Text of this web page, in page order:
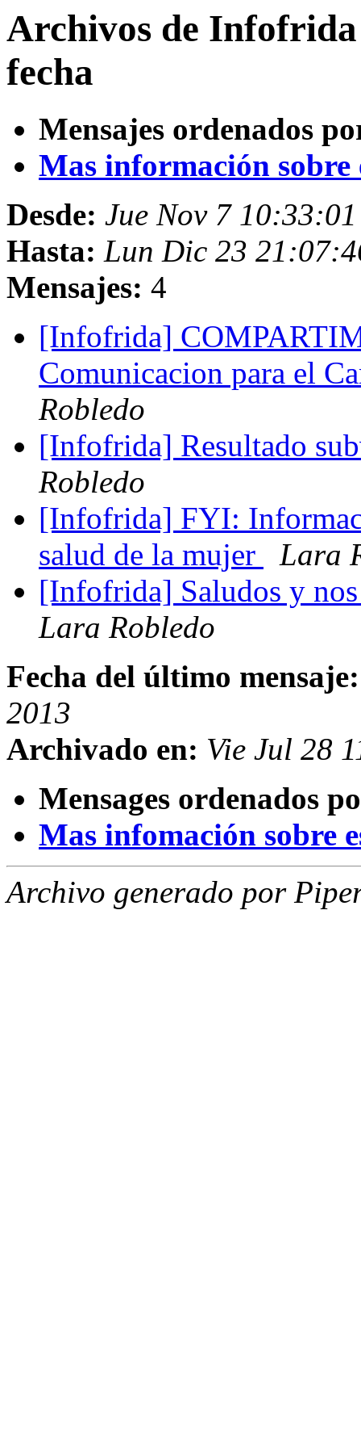
Archivos de
fecha
Mensajes ordenados
Mas información sobre
Desde: Jue Nov 7
Hasta: Lun Dic 23
Mensajes: 4
[Infofrida]
Comunicacion para el
Robledo
[Infofrida] Resultado
Robledo
[Infofrida] FYI:
salud de la mujer
Lara
[Infofrida] Saludos y
Lara Robledo
Fecha del último mensaje:
2013
Archivado en: Vie Jul 28
Mensages ordenados
Mas infomación sobre
Archivo generado por